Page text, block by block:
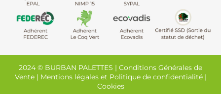
2024 © BURBAN PALETTES | Conditions Générales de
Vente| Mentions légales et Politique de confidentialité|
Cookies